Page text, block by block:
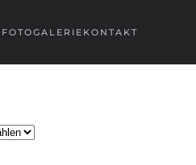
FOTOGALERIE KONTAKT